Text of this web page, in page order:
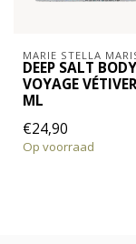
MARIE STELLA
DEEP SALT
VOYAGE
ML
€24,90
Op voorraad